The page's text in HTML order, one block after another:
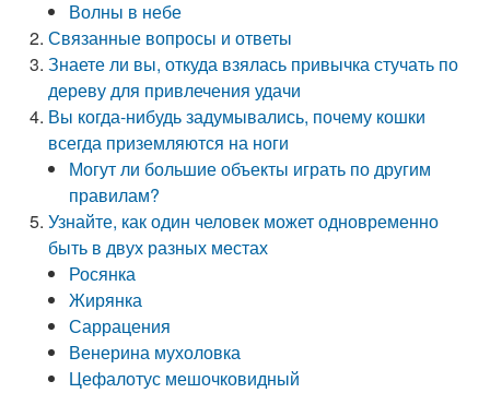
Волны в небе
Связанные вопросы и ответы
Знаете ли вы, откуда взялась привычка стучать по
дереву для привлечения удачи
Вы когда-нибудь задумывались, почему кошки
всегда приземляются на ноги
Могут ли большие объекты играть по другим
правилам?
Узнайте, как один человек может одновременно
быть в двух разных местах
Росянка
Жирянка
Саррацения
Венерина мухоловка
Цефалотус мешочковидный